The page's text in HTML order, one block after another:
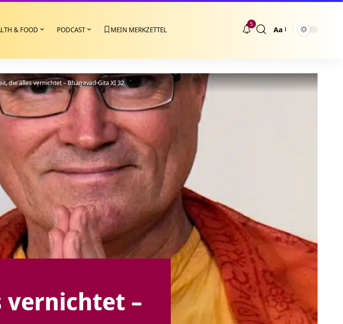
& FOOD PODCAST MEIN MERKZETTEL
5
Größenänderung
Aa
die alles vernichtet – Bhagavad Gita XI 32
vernichtet –